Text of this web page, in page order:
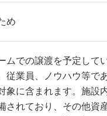
め
ムでの譲渡を予定して
従業員、ノウハウ等で
象に含まれます。施設
されており、その他資